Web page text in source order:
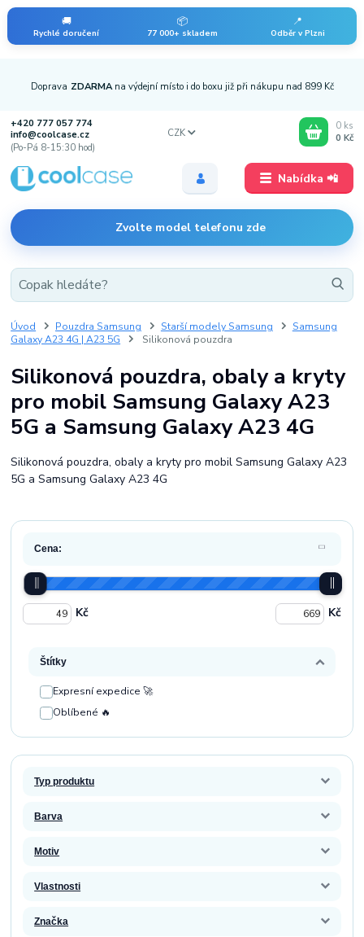
🚚
Rychlé doručení
📦
77 000+ skladem
📍
Odběr v Plzni
Nabídka 📲
Doprava ZDARMA na výdejní místo i do boxu již při nákupu nad 899 Kč
+420 777 057 774
info@coolcase.cz
(Po-Pá 8-15:30 hod)
Zvolte model telefonu zde
CZK
0 ks
0 Kč
Úvod Pouzdra Samsung Starší modely Samsung
Samsung
Galaxy A23 4G | A23 5G
Silikonová pouzdra
Silikonová pouzdra, obaly a kryty
pro mobil Samsung Galaxy A23
5G a Samsung Galaxy A23 4G
Silikonová pouzdra, obaly a kryty pro mobil Samsung Galaxy A23
5G a Samsung Galaxy A23 4G
Cena:
Kč Kč
Štítky
Expresní expedice 🚀
Oblíbené 🔥
Typ produktu
Barva
Motiv
Vlastnosti
Značka